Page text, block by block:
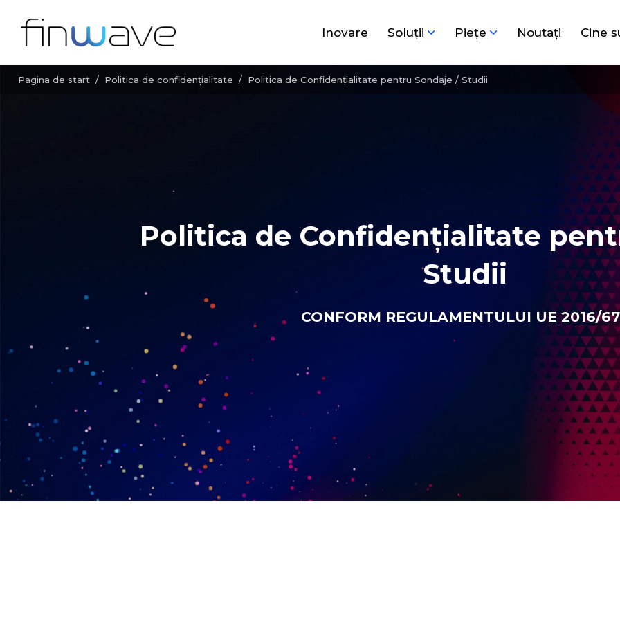
Inovare Soluţii Pieţe Noutați Cine
Pagina de start / Politica de confidențialitate / Politica de Confidențialitate pentru Sondaje / Studii
Politica de Confidențialitate
Studii
CONFORM REGULAMENTULUI UE 2016/